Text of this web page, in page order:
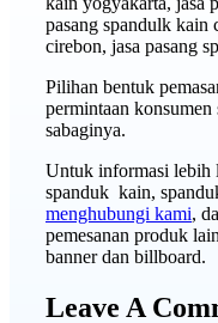
pasang spandulk kain
cirebon, jasa pasang
Pilihan bentuk
permintaan
sabaginya.
Untuk informasi lebih
spanduk kain,
menghubungi kami,
pemesanan produk
banner dan billboard.
Leave A